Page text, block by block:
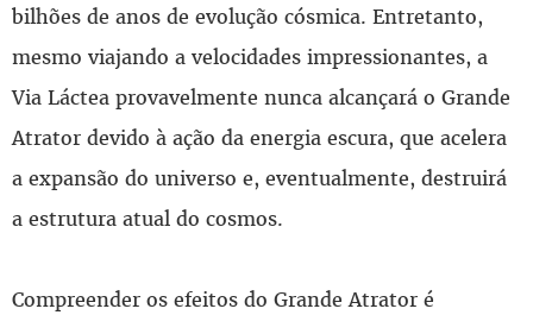
bilhões de anos de evolução cósmica. Entretanto,
mesmo viajando a velocidades impressionantes, a
Via Láctea provavelmente nunca alcançará o Grande
Atrator devido à ação da energia escura, que acelera
a expansão do universo e, eventualmente, destruirá
a estrutura atual do cosmos.
Compreender os efeitos do Grande Atrator é